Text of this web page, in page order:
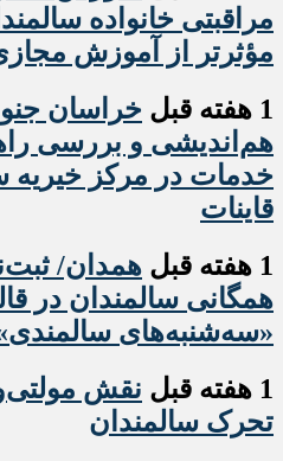
مراقبتی خانواده
مؤثرتر از آموزش
1 هفته قبل
خراسان
هم‌اندیشی و بررسی
خدمات در مرکز خیریه
قاینات
1 هفته قبل
همدان/
همگانی سالمندان در
«سه‌شنبه‌های
1 هفته قبل
نقش
تحرک سالمندان